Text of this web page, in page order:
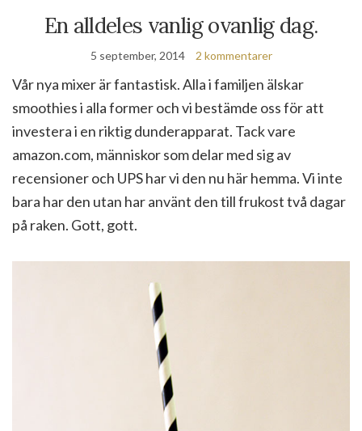
En alldeles vanlig ovanlig dag.
5 september, 2014 2 kommentarer
Vår nya mixer är fantastisk. Alla i familjen älskar
smoothies i alla former och vi bestämde oss för att
investera i en riktig dunderapparat. Tack vare
amazon.com, människor som delar med sig av
recensioner och UPS har vi den nu här hemma. Vi inte
bara har den utan har använt den till frukost två dagar
på raken. Gott, gott.